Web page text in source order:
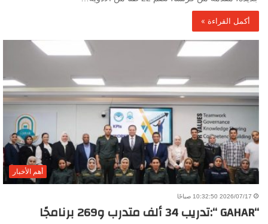
أكمل القراءة »
أهم الأخبار
2026/07/17 10:32:50 صباحًا
“GAHAR “:تدريب 34 ألف متدرب و269 برنامجًا